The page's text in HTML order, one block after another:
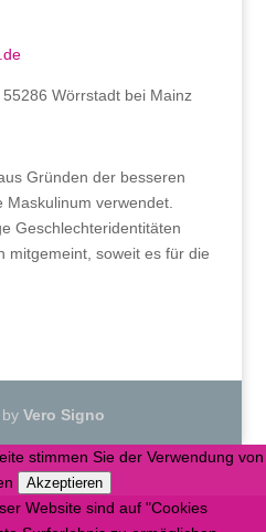
Wörrstadt bei Mainz
Gründen der besseren
verwendet.
Geschlechteridentitäten
mitgemeint, soweit es für die
byVero Signo
stimmen Sie der Verwendung von
Akzeptieren
Website sind auf "Cookies